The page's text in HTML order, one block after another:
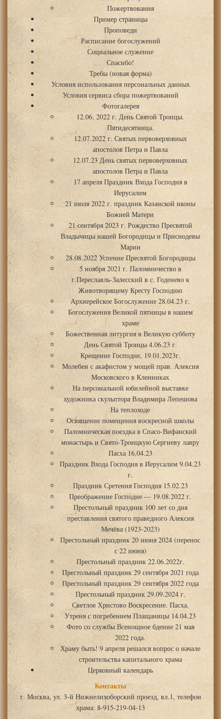
Пожертвования
Пример страницы
Проповеди
Расписание богослужений
Социальное служение
Спасибо!
Требы (новая форма)
Условия использования персональных данных
Условия сервиса сбора пожертвований
Фотогалерея
12.06. 2022 г. День Святой Троицы.
Пятидесятница.
12.07.2022 г. Святых первоверховных
апостолов Петра и Павла
12.07.23 День святых первоверховных
апостолов Петра и Павла
17 апреля Праздник Входа Господня в
Иерусалим
21 июля 2022 г. праздник Казанской иконы
Божией Матери
21 сентября 2023 г. Рождество Пресвятой
Владычицы нашей Богородицы и Приснодевы
Марии
28.08.2022 Успение Пресвятой Богородицы
5 ноября 2021 г. Паломничество в
г.Переславль-Залесский в с. Годенево к
Животворящему Кресту Господню
Архиерейское Богослужение 28.04.23 г.
Богослужения Великой пятницы в нашем
храме
Божественная литургия в Великую субботу
День Святой Троицы 4.06.23 г.
Крещение Господне, 19.01.2023г.
Молебен с акафистом у мощей прав. Алексия
Московского в Кленниках
На персональной юбилейной выставке
художника скульптора Владимира Лепешова
На теплоходе
Освящение помещения воскресной школы
Паломническая поездка в Спасо-Вифанский
монастырь и Свято-Троицкую Сергиеву лавру
Пасха 16.04.23
Праздник Входа Господня в Иерусалим 9.04.23
г.
Праздник Сретения Господня 15.02.23
Преображение Господне — 19.08.2022 г.
Престольный праздник 100 лет со дня
преставления святого праведного Алексия
Мечёва (1923-2023)
Престольный праздник 20 июня 2024 (перенос
с 22 июня)
Престольный праздник 22.06.2022г.
Престольный праздник 29 сентября 2021 года
Престольный праздник 29 сентября 2022 года
Престольный праздник 29.09.2024 г.
Светлое Христово Воскресение. Пасха.
Утреня с погребением Плащаницы 14.04.23
Фото со службы Всенощное бдение 21 мая
2022 года.
Храму быть! 9 апреля решался вопрос о начале
строительства капитального храма
Церковный календарь
Контакты
г. Москва, ул. 3-й Нижнелихоборский проезд, вл.1, телефон
храма: 8-915-219-04-13